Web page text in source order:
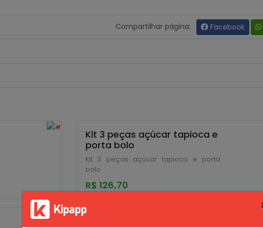
Compartilhar página: Facebook
Kit 3 peças açúcar tapioca e
porta bolo
Kit 3 peças açúcar tapioca e porta
bolo
R$ 126,70